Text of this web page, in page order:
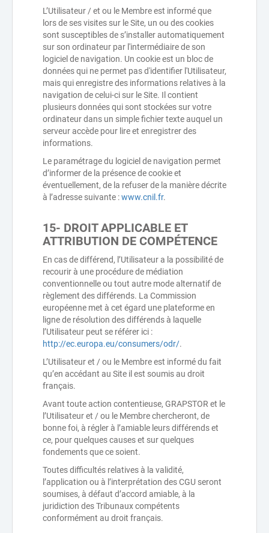
L’Utilisateur / et ou le Membre est informé que
lors de ses visites sur le Site, un ou des cookies
sont susceptibles de s’installer automatiquement
sur son ordinateur par l'intermédiaire de son
logiciel de navigation. Un cookie est un bloc de
données qui ne permet pas d'identifier l'Utilisateur,
mais qui enregistre des informations relatives à la
navigation de celui-ci sur le Site. Il contient
plusieurs données qui sont stockées sur votre
ordinateur dans un simple fichier texte auquel un
serveur accède pour lire et enregistrer des
informations.
Le paramétrage du logiciel de navigation permet
d’informer de la présence de cookie et
éventuellement, de la refuser de la manière décrite
à l’adresse suivante :www.cnil.fr.
15- DROIT APPLICABLE ET
ATTRIBUTION DE COMPÉTENCE
En cas de différend, l’Utilisateur a la possibilité de
recourir à une procédure de médiation
conventionnelle ou tout autre mode alternatif de
règlement des différends. La Commission
européenne met à cet égard une plateforme en
ligne de résolution des différends à laquelle
l’Utilisateur peut se référer ici :
http://ec.europa.eu/consumers/odr/.
L’Utilisateur et / ou le Membre est informé du fait
qu’en accédant au Site il est soumis au droit
français.
Avant toute action contentieuse, GRAPSTOR et le
l’Utilisateur et / ou le Membre chercheront, de
bonne foi, à régler à l’amiable leurs différends et
ce, pour quelques causes et sur quelques
fondements que ce soient.
Toutes difficultés relatives à la validité,
l’application ou à l’interprétation des CGU seront
soumises, à défaut d’accord amiable, à la
juridiction des Tribunaux compétents
conformément au droit français.